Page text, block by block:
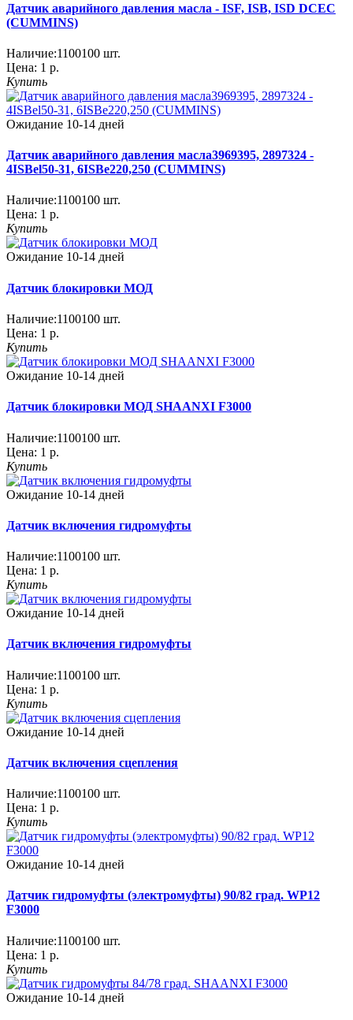
Датчик аварийного давления масла - ISF, ISB, ISD DCEC
(CUMMINS)
Наличие:1100100 шт.
Цена: 1 р.
Купить
Ожидание 10-14 дней
Датчик аварийного давления масла3969395, 2897324 -
4ISBel50-31, 6ISBe220,250 (CUMMINS)
Наличие:1100100 шт.
Цена: 1 р.
Купить
Ожидание 10-14 дней
Датчик блокировки МОД
Наличие:1100100 шт.
Цена: 1 р.
Купить
Ожидание 10-14 дней
Датчик блокировки МОД SHAANXI F3000
Наличие:1100100 шт.
Цена: 1 р.
Купить
Ожидание 10-14 дней
Датчик включения гидромуфты
Наличие:1100100 шт.
Цена: 1 р.
Купить
Ожидание 10-14 дней
Датчик включения гидромуфты
Наличие:1100100 шт.
Цена: 1 р.
Купить
Ожидание 10-14 дней
Датчик включения сцепления
Наличие:1100100 шт.
Цена: 1 р.
Купить
Ожидание 10-14 дней
Датчик гидромуфты (электромуфты) 90/82 град. WP12
F3000
Наличие:1100100 шт.
Цена: 1 р.
Купить
Ожидание 10-14 дней